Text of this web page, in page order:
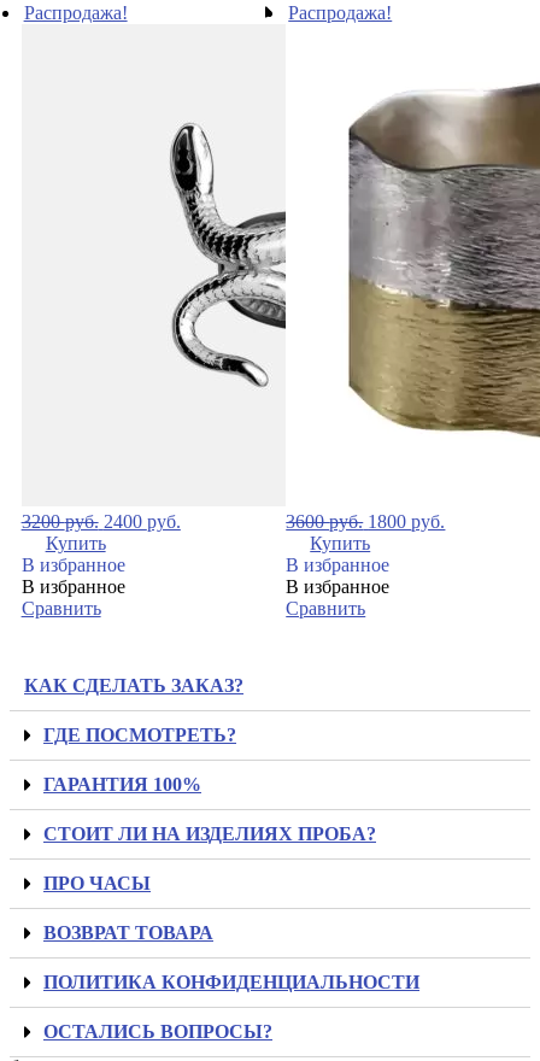
Распродажа!
3200руб. 2400 руб.
Купить
В избранное
В избранное
Сравнить
Распродажа!
3600руб. 1800руб.
Купить
В избранное
В избранное
Сравнить
КАК СДЕЛАТЬ ЗАКАЗ?
ГДЕ ПОСМОТРЕТЬ?
ГАРАНТИЯ 100%
СТОИТ ЛИ НА ИЗДЕЛИЯХ ПРОБА?
ПРО ЧАСЫ
ВОЗВРАТ ТОВАРА
ПОЛИТИКА КОНФИДЕНЦИАЛЬНОСТИ
ОСТАЛИСЬ ВОПРОСЫ?